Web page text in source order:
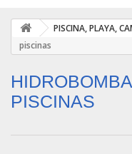
PISCINA, PLAYA,
piscinas
PISCINAS